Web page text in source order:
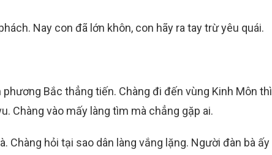
Nay con đã lớn khôn, con hãy ra tay trừ yêu quái.
Bắc thẳng tiến. Chàng đi đến vùng Kinh Môn thì
Chàng vào mấy làng tìm mà chẳng gặp ai.
Chàng hỏi tại sao dân làng vắng lặng. Người đàn bà ấy